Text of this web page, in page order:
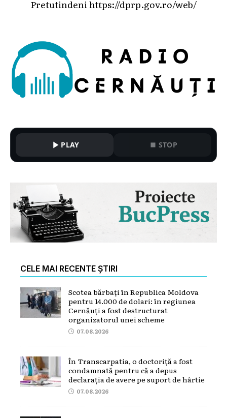
Pretutindeni https://dprp.gov.ro/web/
PLAY STOP
CELE MAI RECENTE ȘTIRI
Scotea bărbați în Republica Moldova
pentru 14.000 de dolari: în regiunea
Cernăuți a fost destructurat
organizatorul unei scheme
07.08.2026
În Transcarpatia, o doctoriță a fost
condamnată pentru că a depus
declarația de avere pe suport de hârtie
07.08.2026